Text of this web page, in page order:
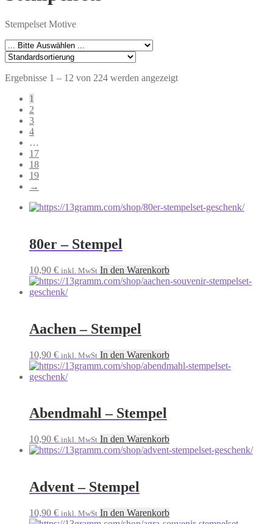
Stempelset Motive
Ergebnisse 1 – 12 von 224 werden angezeigt
1
2
3
4
…
17
18
19
→
80er – Stempel
10,90 € inkl. MwSt In den Warenkorb
Aachen – Stempel
10,90 € inkl. MwSt In den Warenkorb
Abendmahl – Stempel
10,90 € inkl. MwSt In den Warenkorb
Advent – Stempel
10,90 € inkl. MwSt In den Warenkorb